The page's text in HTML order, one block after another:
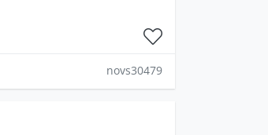
novs30479